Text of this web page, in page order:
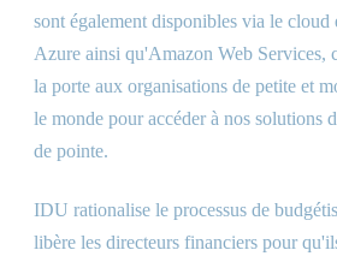
sont également disponibles via le
Azure ainsi qu'Amazon Web Services,
la porte aux organisations de petite et
le monde pour accéder à nos solutions
de pointe.
IDU rationalise le processus de
libère les directeurs financiers pour